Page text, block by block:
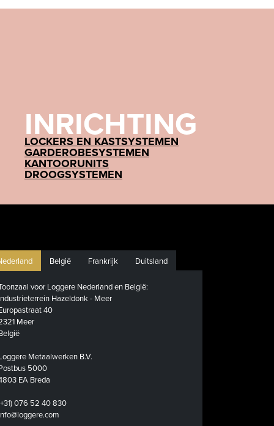
INRICHTING
LOCKERS EN KASTSYSTEMEN
GARDEROBESYSTEMEN
KANTOORUNITS
DROOGSYSTEMEN
België Frankrijk Duitsland
voor Loggere Nederland en België:
Hazeldonk - Meer
40
Meer
Metaalwerken B.V.
5000
EA Breda
076 52 40 830